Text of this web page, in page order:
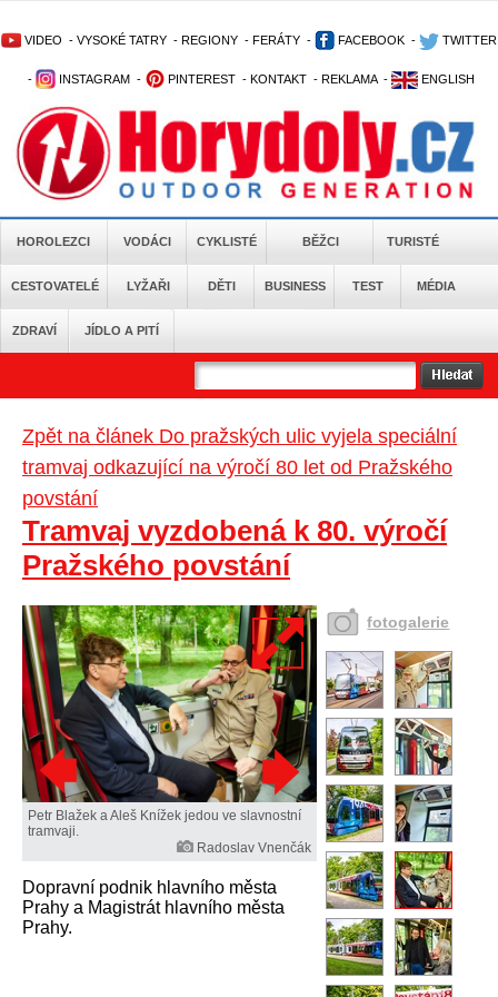
VIDEO - VYSOKÉ TATRY - REGIONY - FERÁTY - FACEBOOK - TWITTER
- INSTAGRAM - PINTEREST - KONTAKT - REKLAMA - ENGLISH
HOROLEZCI VODÁCI CYKLISTÉ BĚŽCI TURISTÉ
CESTOVATELÉ LYŽAŘI DĚTI BUSINESS TEST MÉDIA
ZDRAVÍ JÍDLO A PITÍ
Zpět na článek Do pražských ulic vyjela speciální
tramvaj odkazující na výročí 80 let od Pražského
povstání
Tramvaj vyzdobená k 80. výročí
Pražského povstání
Petr Blažek a Aleš Knížek jedou ve slavnostní
tramvaji.
Radoslav Vnenčák
Dopravní podnik hlavního města
Prahy a Magistrát hlavního města
Prahy.
fotogalerie